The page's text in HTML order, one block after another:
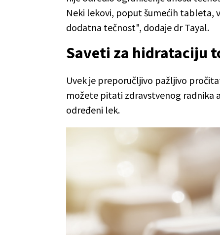
Neki lekovi, poput šumećih tableta,
dodatna tečnost", dodaje dr Tayal.
Saveti za hidrataciju
Uvek je preporučljivo pažljivo
možete pitati zdravstvenog radnika
određeni lek.